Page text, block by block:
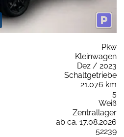
Pkw
Kleinwagen
Dez / 2023
Schaltgetriebe
21.076 km
5
Weiß
Zentrallager
ab ca. 17.08.2026
52239